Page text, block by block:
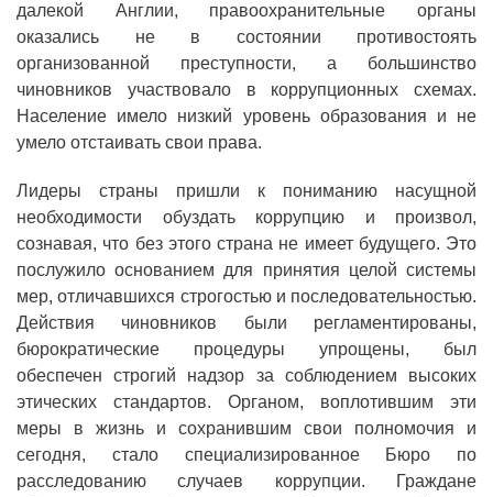
далекой Англии, правоохранительные органы
оказались не в состоянии противостоять
организованной преступности, а большинство
чиновников участвовало в коррупционных схемах.
Население имело низкий уровень образования и не
умело отстаивать свои права.
Лидеры страны пришли к пониманию насущной
необходимости обуздать коррупцию и произвол,
сознавая, что без этого страна не имеет будущего. Это
послужило основанием для принятия целой системы
мер, отличавшихся строгостью и последовательностью.
Действия чиновников были регламентированы,
бюрократические процедуры упрощены, был
обеспечен строгий надзор за соблюдением высоких
этических стандартов. Органом, воплотившим эти
меры в жизнь и сохранившим свои полномочия и
сегодня, стало специализированное Бюро по
расследованию случаев коррупции. Граждане